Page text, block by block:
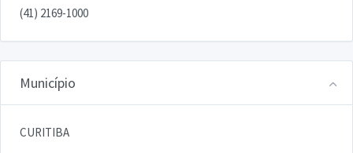
(41) 2169-1000
Município
CURITIBA